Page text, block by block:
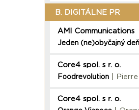
B. DIGITÁLNE PR
AMI Communications
Jeden (ne)obyčajný
Core4 spol. s r. o.
Foodrevolution |
Core4 spol. s r. o.